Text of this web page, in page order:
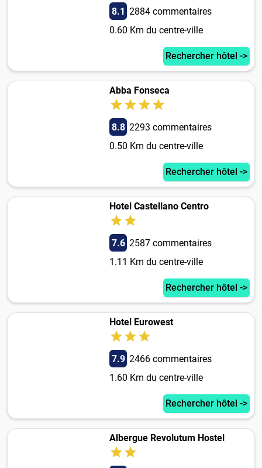
8.1 2884 commentaires
0.60 Km du centre-ville
Rechercher hôtel ->
Abba Fonseca
8.8 2293 commentaires
0.50 Km du centre-ville
Rechercher hôtel ->
Hotel Castellano Centro
7.6 2587 commentaires
1.11 Km du centre-ville
Rechercher hôtel ->
Hotel Eurowest
7.9 2466 commentaires
1.60 Km du centre-ville
Rechercher hôtel ->
Albergue Revolutum Hostel